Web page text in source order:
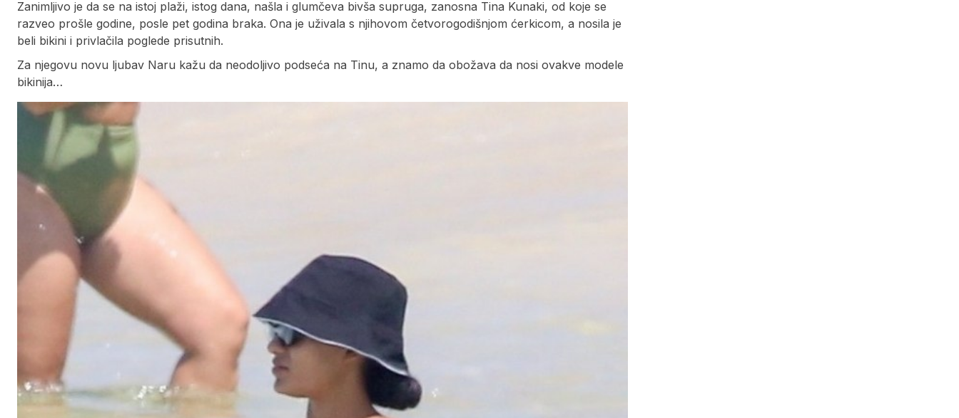
Zanimljivo je da se na istoj plaži, istog dana, našla i glumčeva bivša supruga, zanosna Tina Kunaki, od koje se
razveo prošle godine, posle pet godina braka. Ona je uživala s njihovom četvorogodišnjom ćerkicom, a nosila je
beli bikini i privlačila poglede prisutnih.
Za njegovu novu ljubav Naru kažu da neodoljivo podseća na Tinu, a znamo da obožava da nosi ovakve modele
bikinija…